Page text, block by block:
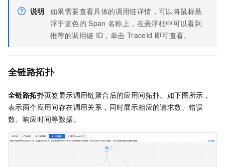
说明 如果需要查看具体的调用链详情，可以将鼠标悬
浮于蓝色的 Span 名称上，在悬浮框中可以看到
推荐的调用链 ID，单击 TraceId 即可查看。
全链路拓扑
全链路拓扑页签显示调用链聚合后的应用间拓扑。如下图所示，
表示两个应用间存在调用关系，同时展示相应的请求数、错误
数、响应时间等数据。